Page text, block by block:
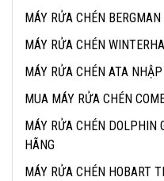
MÁY RỬA CHÉN BERGMAN
MÁY RỬA CHÉN
MÁY RỬA CHÉN ATA
MUA MÁY RỬA CHÉN
MÁY RỬA CHÉN DOLPHIN
HÃNG
MÁY RỬA CHÉN HOBART